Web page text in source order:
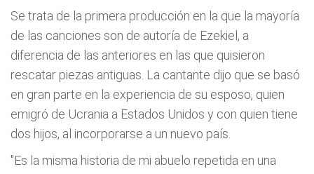
Se trata de la primera producción en la que la mayoría
de las canciones son de autoría de Ezekiel, a
diferencia de las anteriores en las que quisieron
rescatar piezas antiguas. La cantante dijo que se basó
en gran parte en la experiencia de su esposo, quien
emigró de Ucrania a Estados Unidos y con quien tiene
dos hijos, al incorporarse a un nuevo país.
"Es la misma historia de mi abuelo repetida en una